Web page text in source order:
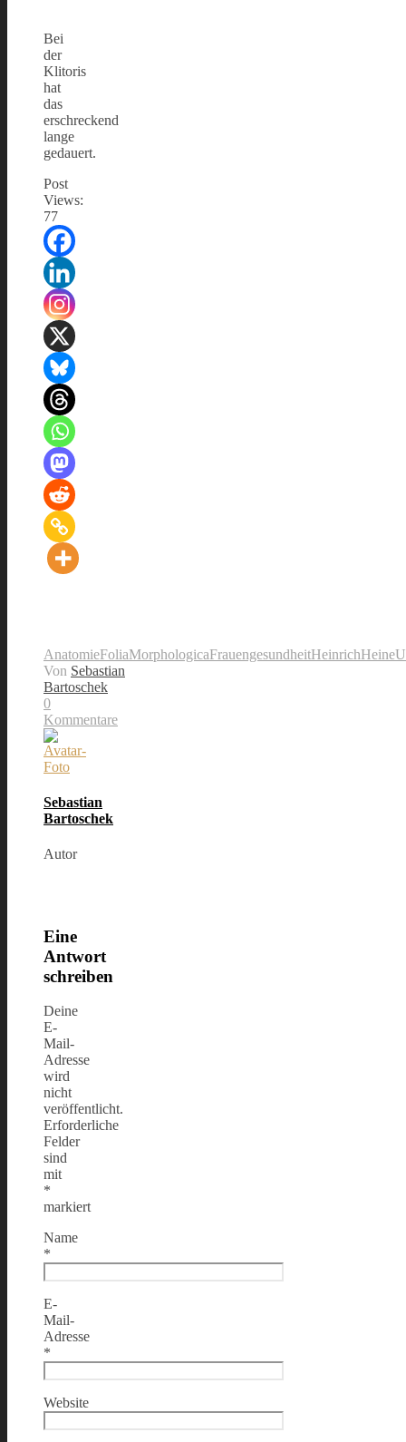
Bei
der
Klitoris
hat
das
erschreckend
lange
gedauert.
Post
Views:
77
AnatomieFoliaMorphologicaFrauengesundheit
Von Sebastian
Bartoschek
0
Kommentare
Sebastian
Bartoschek
Autor
Eine
Antwort
schreiben
Deine
E-
Mail-
Adresse
wird
nicht
veröffentlicht.
Erforderliche
Felder
sind
mit
*
markiert
Name
*
E-
Mail-
Adresse
*
Website